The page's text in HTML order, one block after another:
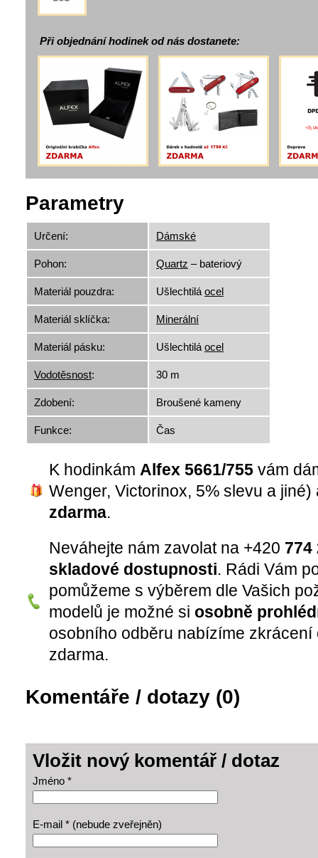
Při objednání hodinek od nás dostanete:
Parametry
Určení: Dámské
Pohon: Quartz – bateriový
Materiál pouzdra: Ušlechtilá ocel
Materiál sklíčka: Minerální
Materiál pásku: Ušlechtilá ocel
Vodotěsnost: 30 m
Zdobení: Broušené kameny
Funkce: Čas
K hodinkám Alfex 5661/755 vám
Wenger, Victorinox, 5% slevu a
zdarma.
Neváhejte nám zavolat na +420 774
skladové dostupnosti. Rádi Vám
pomůžeme s výběrem dle Vašich
modelů je možné si osobně
osobního odběru nabízíme zkrácení
zdarma.
Komentáře / dotazy (0)
Vložit nový komentář / dotaz
Jméno *
E-mail * (nebude zveřejněn)